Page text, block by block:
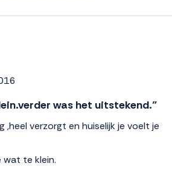
was het uitstekend.”
,heel verzorgt en huiselijk je voelt je
wat te klein.